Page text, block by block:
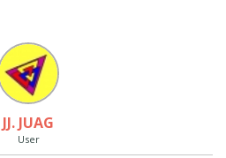
JJ. JUAG
User